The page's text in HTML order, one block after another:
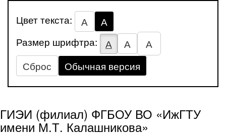
Цвет текста: А
А
Размер шрифтра:
А А
А
Сброс
Обычная версия
ГИЭИ (филиал) ФГБОУ ВО «ИжГТУ
имени М.Т. Калашникова»